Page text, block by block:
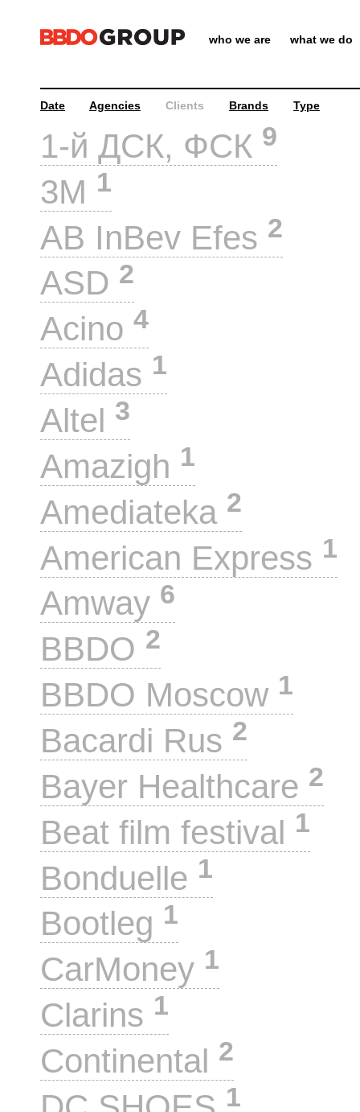
who we are what we do
Date Agencies Clients Brands Type
1-й ДСК, ФСК 9
3M 1
AB InBev Efes 2
ASD 2
Acino 4
Adidas 1
Altel 3
Amazigh 1
Amediateka 2
American Express 1
Amway 6
BBDO 2
BBDO Moscow 1
Bacardi Rus 2
Bayer Healthcare 2
Beat film festival 1
Bonduelle 1
Bootleg 1
CarMoney 1
Clarins 1
Continental 2
1